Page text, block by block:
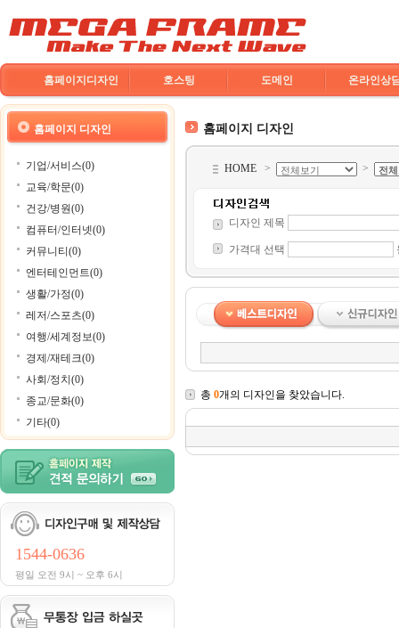
홈페이지디자인 호스팅 도메인 온라인상
홈페이지 디자인
기업/서비스(0)
교육/학문(0)
건강/병원(0)
컴퓨터/인터넷(0)
커뮤니티(0)
엔터테인먼트(0)
생활/가정(0)
레저/스포츠(0)
여행/세계정보(0)
경제/재테크(0)
사회/정치(0)
종교/문화(0)
기타(0)
1544-0636
평일 오전 9시 ~ 오후 6시
홈페이지 디자인
HOME > >
디자인 제목
가격대 선택
총 0개의 디자인을 찾았습니다.